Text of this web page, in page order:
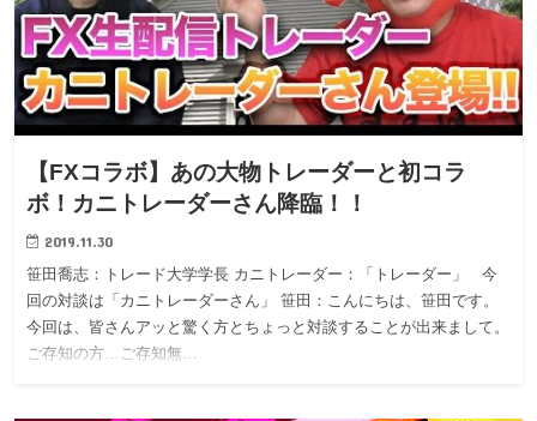
【FXコラボ】あの大物トレーダーと初コラ
ボ！カニトレーダーさん降臨！！
2019.11.30
笹田喬志：トレード大学学長 カニトレーダー：「トレーダー」 今
回の対談は「カニトレーダーさん」 笹田：こんにちは、笹田です。
今回は、皆さんアッと驚く方とちょっと対談することが出来まして。
ご存知の方…ご存知無…